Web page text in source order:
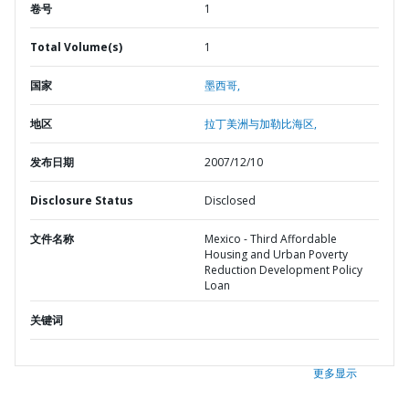
卷号 1
Total Volume(s) 1
国家 墨西哥,
地区 拉丁美洲与加勒比海区,
发布日期 2007/12/10
Disclosure Status Disclosed
文件名称
Mexico - Third Affordable
Housing and Urban Poverty
Reduction Development Policy
Loan
关键词
更多显示